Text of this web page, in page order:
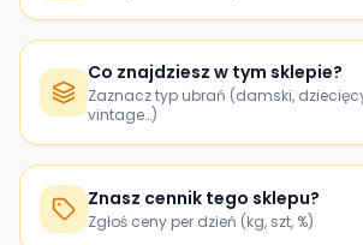
Co znajdziesz w tym sklepie?
Zaznacz typ ubrań (damski,
vintage…)
Znasz cennik tego sklepu?
Zgłoś ceny per dzień (kg, szt, %)